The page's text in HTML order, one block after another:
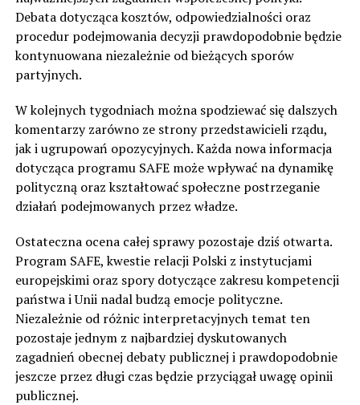
Debata dotycząca kosztów, odpowiedzialności oraz
procedur podejmowania decyzji prawdopodobnie będzie
kontynuowana niezależnie od bieżących sporów
partyjnych.
W kolejnych tygodniach można spodziewać się dalszych
komentarzy zarówno ze strony przedstawicieli rządu,
jak i ugrupowań opozycyjnych. Każda nowa informacja
dotycząca programu SAFE może wpływać na dynamikę
polityczną oraz kształtować społeczne postrzeganie
działań podejmowanych przez władze.
Ostateczna ocena całej sprawy pozostaje dziś otwarta.
Program SAFE, kwestie relacji Polski z instytucjami
europejskimi oraz spory dotyczące zakresu kompetencji
państwa i Unii nadal budzą emocje polityczne.
Niezależnie od różnic interpretacyjnych temat ten
pozostaje jednym z najbardziej dyskutowanych
zagadnień obecnej debaty publicznej i prawdopodobnie
jeszcze przez długi czas będzie przyciągał uwagę opinii
publicznej.